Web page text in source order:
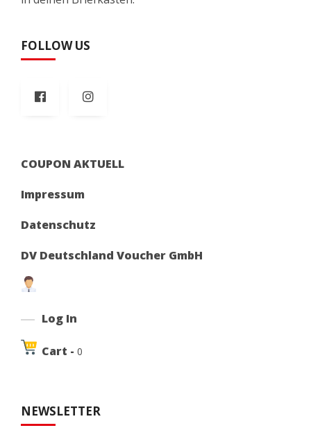
FOLLOW US
COUPON AKTUELL
Impressum
Datenschutz
DV Deutschland Voucher GmbH
Log In
Cart - 0
NEWSLETTER